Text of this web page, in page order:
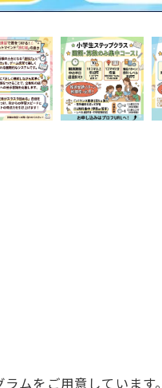
ムをご用意しています。